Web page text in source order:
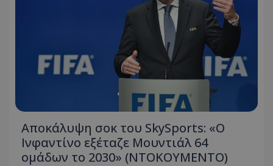
Αποκάλυψη σοκ του SkySports: «O
Ινφαντίνο εξέταζε Μουντιάλ 64
ομάδων το 2030» (ΝΤΟΚΟΥΜΕΝΤΟ)